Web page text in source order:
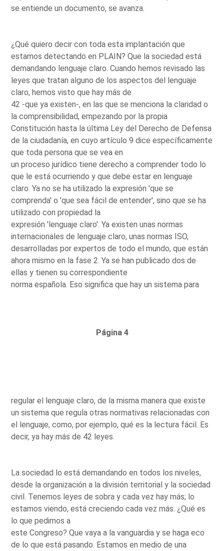
se entiende un documento, se avanza.
¿Qué quiero decir con toda esta implantación que
estamos detectando en PLAIN? Que la sociedad está
demandando lenguaje claro. Cuando hemos revisado las
leyes que tratan alguno de los aspectos del lenguaje
claro, hemos visto que hay más de
42 -que ya existen-, en las que se menciona la claridad o
la comprensibilidad, empezando por la propia
Constitución hasta la última Ley del Derecho de Defensa
de la ciudadanía, en cuyo artículo 9 dice específicamente
que toda persona que se vea en
un proceso jurídico tiene derecho a comprender todo lo
que le está ocurriendo y que debe estar en lenguaje
claro. Ya no se ha utilizado la expresión 'que se
comprenda' o 'que sea fácil de entender', sino que se ha
utilizado con propiedad la
expresión 'lenguaje claro'. Ya existen unas normas
internacionales de lenguaje claro, unas normas ISO,
desarrolladas por expertos de todo el mundo, que están
ahora mismo en la fase 2. Ya se han publicado dos de
ellas y tienen su correspondiente
norma española. Eso significa que hay un sistema para
Página 4
regular el lenguaje claro, de la misma manera que existe
un sistema que regula otras normativas relacionadas con
el lenguaje, como, por ejemplo, qué es la lectura fácil. Es
decir, ya hay más de 42 leyes.
La sociedad lo está demandando en todos los niveles,
desde la organización a la división territorial y la sociedad
civil. Tenemos leyes de sobra y cada vez hay más; lo
estamos viendo, está creciendo cada vez más. ¿Qué es
lo que pedimos a
este Congreso? Que vaya a la vanguardia y se haga eco
de lo que está pasando. Estamos en medio de una